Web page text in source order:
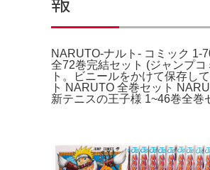
NARUTO-ナルト- コミック 1-
全72巻完結セット (ジャンプ
ト。ビニールをかけて保存し
ト NARUTO 全巻セット
新テニスの王子様 1~46巻全